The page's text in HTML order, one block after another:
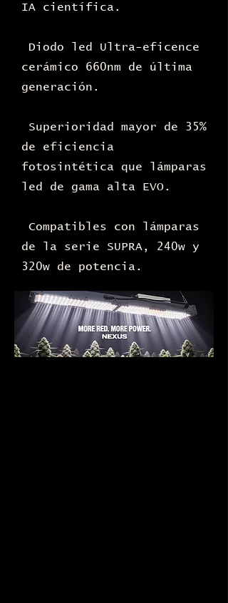
IA científica.
Diodo led Ultra-eficence
cerámico 660nm de última
generación.
Superioridad mayor de 35%
de eficiencia
fotosintética que lámparas
led de gama alta EVO.
Compatibles con lámparas
de la serie SUPRA, 240w y
320w de potencia.